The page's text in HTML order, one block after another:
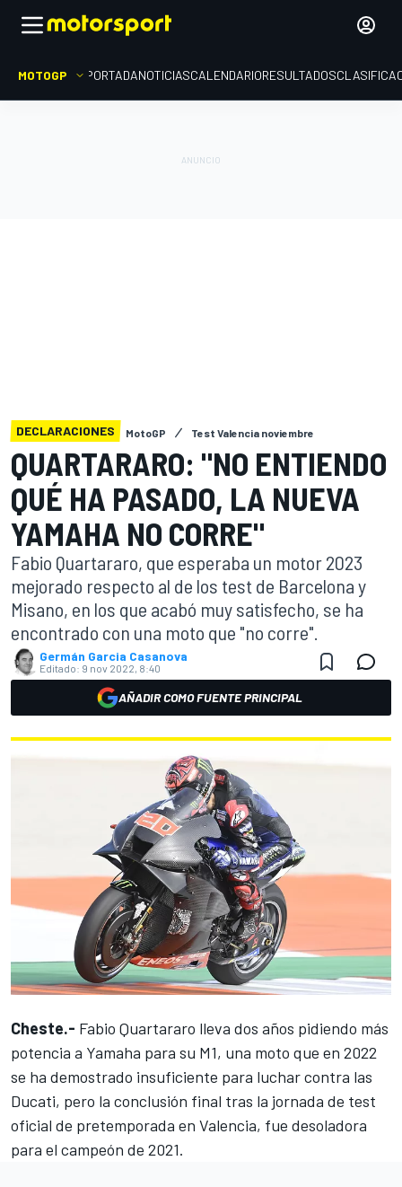
MOTOGP PORTADANOTICIASCALENDARIORESULTADOS
DECLARACIONES MotoGP Test Valencia noviembre
QUARTARARO: "NO ENTIENDO
QUÉ HA PASADO, LA NUEVA
YAMAHA NO CORRE"
Fabio Quartararo, que esperaba un motor 2023
mejorado respecto al de los test de Barcelona y
Misano, en los que acabó muy satisfecho, se ha
encontrado con una moto que "no corre".
Germán Garcia Casanova
Editado: 9 nov 2022, 8:40
AÑADIR COMO FUENTE PRINCIPAL
Cheste.- Fabio Quartararo lleva dos años pidiendo más
potencia a Yamaha para su M1, una moto que en 2022
se ha demostrado insuficiente para luchar contra las
Ducati, pero la conclusión final tras la jornada de test
oficial de pretemporada en Valencia, fue desoladora
para el campeón de 2021.